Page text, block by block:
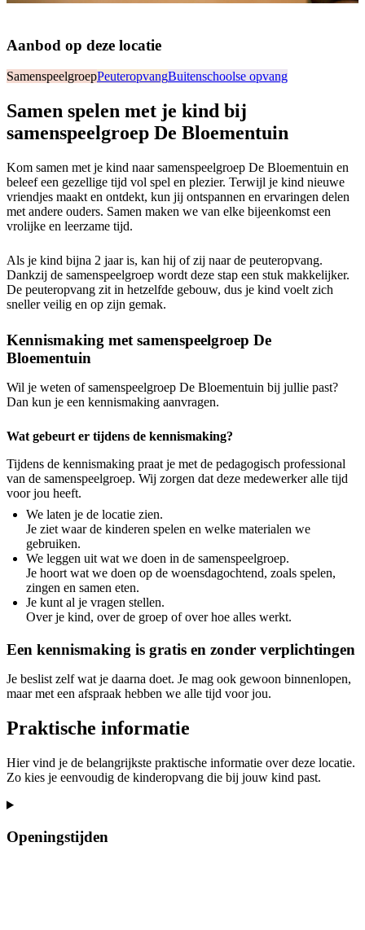
Aanbod op deze locatie
SamenspeelgroepPeuteropvangBuitenschoolse opvang
Samen spelen met je kind bij
samenspeelgroep De Bloementuin
Kom samen met je kind naar samenspeelgroep De Bloementuin en
beleef een gezellige tijd vol spel en plezier. Terwijl je kind nieuwe
vriendjes maakt en ontdekt, kun jij ontspannen en ervaringen delen
met andere ouders. Samen maken we van elke bijeenkomst een
vrolijke en leerzame tijd.
Als je kind bijna 2 jaar is, kan hij of zij naar de peuteropvang.
Dankzij de samenspeelgroep wordt deze stap een stuk makkelijker.
De peuteropvang zit in hetzelfde gebouw, dus je kind voelt zich
sneller veilig en op zijn gemak.
Kennismaking met samenspeelgroep De
Bloementuin
Wil je weten of samenspeelgroep De Bloementuin bij jullie past?
Dan kun je een kennismaking aanvragen.
Wat gebeurt er tijdens de kennismaking?
Tijdens de kennismaking praat je met de pedagogisch professional
van de samenspeelgroep. Wij zorgen dat deze medewerker alle tijd
voor jou heeft.
We laten je de locatie zien.
Je ziet waar de kinderen spelen en welke materialen we
gebruiken.
We leggen uit wat we doen in de samenspeelgroep.
Je hoort wat we doen op de woensdagochtend, zoals spelen,
zingen en samen eten.
Je kunt al je vragen stellen.
Over je kind, over de groep of over hoe alles werkt.
Een kennismaking is gratis en zonder verplichtingen
Je beslist zelf wat je daarna doet. Je mag ook gewoon binnenlopen,
maar met een afspraak hebben we alle tijd voor jou.
Praktische informatie
Hier vind je de belangrijkste praktische informatie over deze locatie.
Zo kies je eenvoudig de kinderopvang die bij jouw kind past.
Openingstijden